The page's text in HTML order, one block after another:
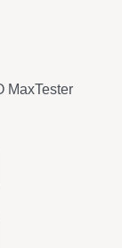
MaxTester